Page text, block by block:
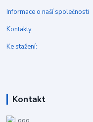
Informace o naší společnosti
Kontakty
Ke stažení:
Kontakt